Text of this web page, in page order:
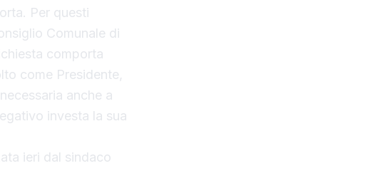
Per questi
Comunale di
comporta
come Presidente,
anche a
investa la sua
ieri dal sindaco